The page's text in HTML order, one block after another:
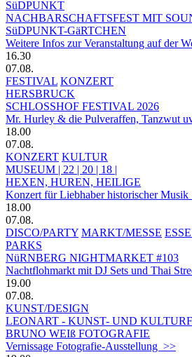
SüDPUNKT
NACHBARSCHAFTSFEST MIT
SüDPUNKT-GäRTCHEN
Weitere Infos zur Veranstaltung auf der
16.30
07.08.
FESTIVAL KONZERT
HERSBRUCK
SCHLOSSHOF FESTIVAL 2026
Mr. Hurley & die Pulveraffen, Tanzwut
18.00
07.08.
KONZERT KULTUR
MUSEUM | 22 | 20 | 18 |
HEXEN, HUREN, HEILIGE
Konzert für Liebhaber historischer
18.00
07.08.
DISCO/PARTY MARKT/MESSE
PARKS
NüRNBERG NIGHTMARKET #103
Nachtflohmarkt mit DJ Sets und Thai
19.00
07.08.
KUNST/DESIGN
LEONART - KUNST- UND
BRUNO WEIß FOTOGRAFIE
Vernissage Fotografie-Ausstellung >>